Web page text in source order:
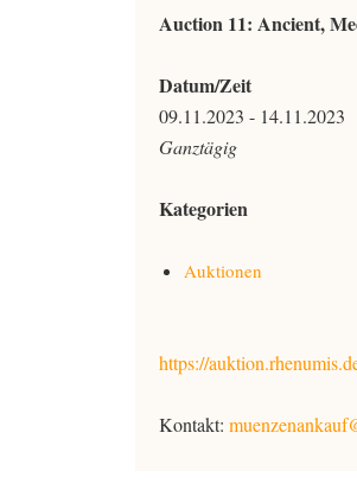
Auction 11: Ancient,
Datum/Zeit
09.11.2023 - 14.11.2023
Ganztägig
Kategorien
Auktionen
https://
Kontakt: